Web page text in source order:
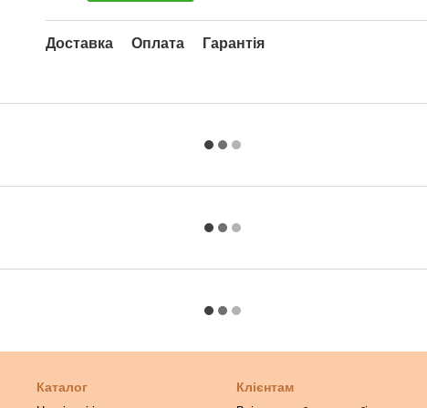
Доставка Оплата Гарантія
Каталог Клієнтам